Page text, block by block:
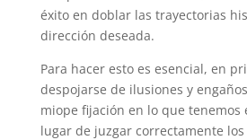
éxito en doblar las trayectorias
dirección deseada.
Para hacer esto es esencial, en
despojarse de ilusiones y
miope fijación en lo que tenemos
lugar de juzgar correctamente los